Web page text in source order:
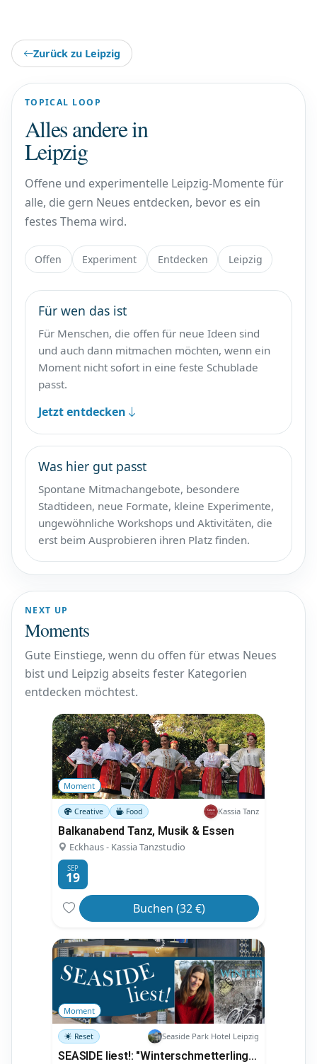
Zurück zu Leipzig
TOPICAL LOOP
Alles andere in
Leipzig
Offene und experimentelle Leipzig-Momente für
alle, die gern Neues entdecken, bevor es ein
festes Thema wird.
Offen Experiment Entdecken Leipzig
Für wen das ist
Für Menschen, die offen für neue Ideen sind
und auch dann mitmachen möchten, wenn ein
Moment nicht sofort in eine feste Schublade
passt.
Jetzt entdecken
Was hier gut passt
Spontane Mitmachangebote, besondere
Stadtideen, neue Formate, kleine Experimente,
ungewöhnliche Workshops und Aktivitäten, die
erst beim Ausprobieren ihren Platz finden.
NEXT UP
Moments
Gute Einstiege, wenn du offen für etwas Neues
bist und Leipzig abseits fester Kategorien
entdecken möchtest.
Moment
Creative Food Kassia Tanz
Balkanabend Tanz, Musik & Essen
Eckhaus - Kassia Tanzstudio
SEP
19
Buchen (32 €)
Moment
Reset Seaside Park Hotel Leipzig
SEASIDE liest!: "Winterschmetterlinge" - Doreen Mechsner